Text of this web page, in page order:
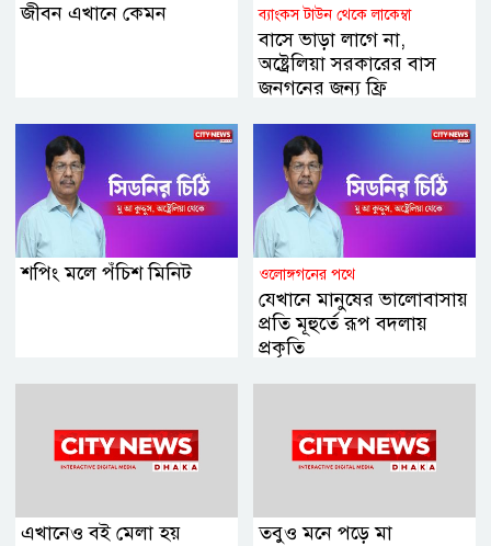
জীবন এখানে কেমন ব্যাংকস টাউন থেকে লাকেম্বা
বাসে ভাড়া লাগে না,
অষ্ট্রেলিয়া সরকারের বাস
জনগনের জন্য ফ্রি
শপিং মলে পঁচিশ মিনিট ওলোঙ্গগনের পথে
যেখানে মানুষের ভালোবাসায়
প্রতি মূহুর্তে রূপ বদলায়
প্রকৃতি
এখানেও বই মেলা হয় তবুও মনে পড়ে মা